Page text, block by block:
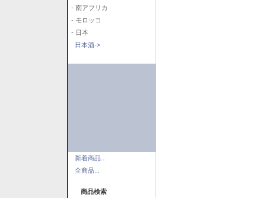
- 南アフリカ
- モロッコ
- 日本
日本酒->
新着商品...
全商品...
商品検索